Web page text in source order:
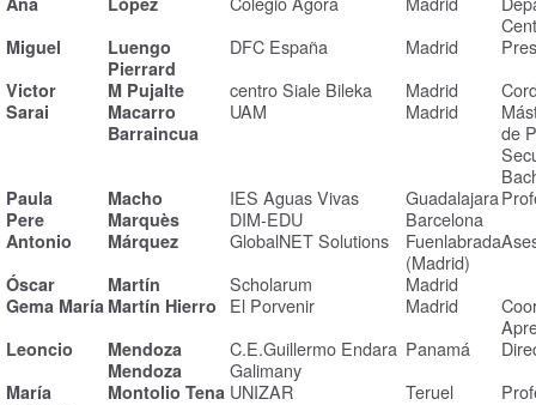
Miguel
Luengo
Pierrard
DFC España Madrid
Victor M Pujalte centro Siale Bileka Madrid
Sarai
Macarro
Barraincua
UAM Madrid
de
Paula Macho IES Aguas Vivas Guadalajara
Pere Marquès DIM-EDU Barcelona
Antonio Márquez GlobalNET Solutions
Fuenlabrada
(Madrid)
Óscar Martín Scholarum Madrid
Gema María Martín Hierro El Porvenir Madrid
Leoncio
Mendoza
Mendoza
C.E.Guillermo Endara
Galimany
Panamá
María
Montolio Tena UNIZAR Teruel